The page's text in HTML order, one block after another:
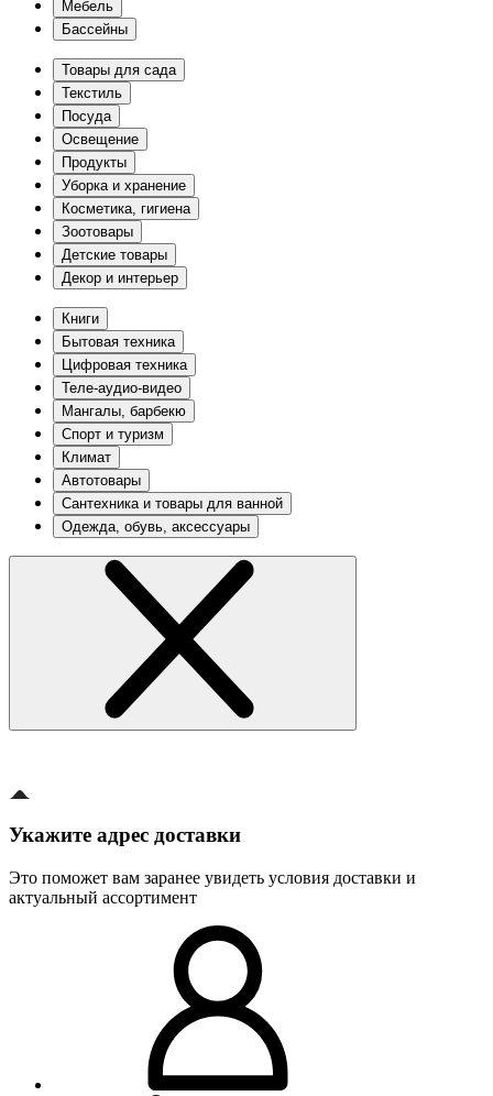
Мебель
Бассейны
Товары для сада
Текстиль
Посуда
Освещение
Продукты
Уборка и хранение
Косметика, гигиена
Зоотовары
Детские товары
Декор и интерьер
Книги
Бытовая техника
Цифровая техника
Теле-аудио-видео
Мангалы, барбекю
Спорт и туризм
Климат
Автотовары
Сантехника и товары для ванной
Одежда, обувь, аксессуары
Укажите адрес доставки
Это поможет вам заранее увидеть условия доставки и
актуальный ассортимент